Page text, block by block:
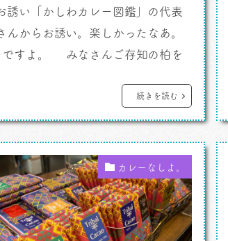
誘い「かしわカレー図鑑」の代表
んからお誘い。楽しかったなあ。
ですよ。 みなさんご存知の柏を
エスト2022」の目玉イベントがあ
。ゴージャスで驚いた。 柏駅前、
駅の中といってほとんど間違いな
映画館、「キネマ旬報シアター」
がシアター持ってなの知らな […]
続きを読む
カレーなしよ。